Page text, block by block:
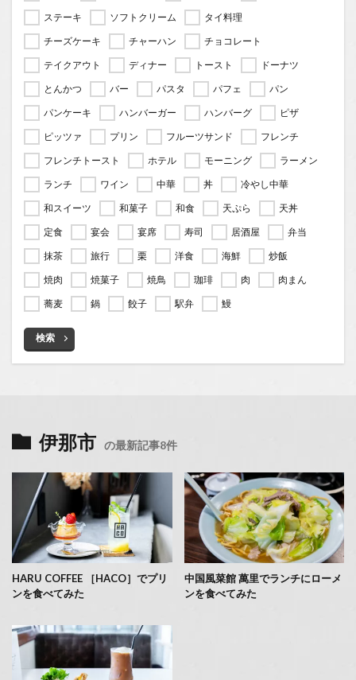
ステーキ
ソフトクリーム
タイ料理
チーズケーキ
チャーハン
チョコレート
テイクアウト
ディナー トースト
ドーナツ
とんかつ
バー パスタ パフェ
パン
パンケーキ
ハンバーガー ハンバーグ
ピザ
ピッツァ
プリン フルーツサンド
フレンチ
フレンチトースト
ホテル モーニング
ラーメン
ランチ
ワイン 中華 丼
冷やし中華
和スイーツ
和菓子 和食 天ぷら
天丼
定食
宴会 宴席 寿司 居酒屋
弁当
抹茶
旅行 栗 洋食 海鮮
炒飯
焼肉
焼菓子 焼鳥 珈琲 肉
肉まん
蕎麦
鍋 餃子 駅弁 鰻
検索
伊那市 の最新記事8件
HARU COFFEE ［HACO］でプリ
ンを食べてみた
中国風菜館 萬里でランチにローメ
ンを食べてみた